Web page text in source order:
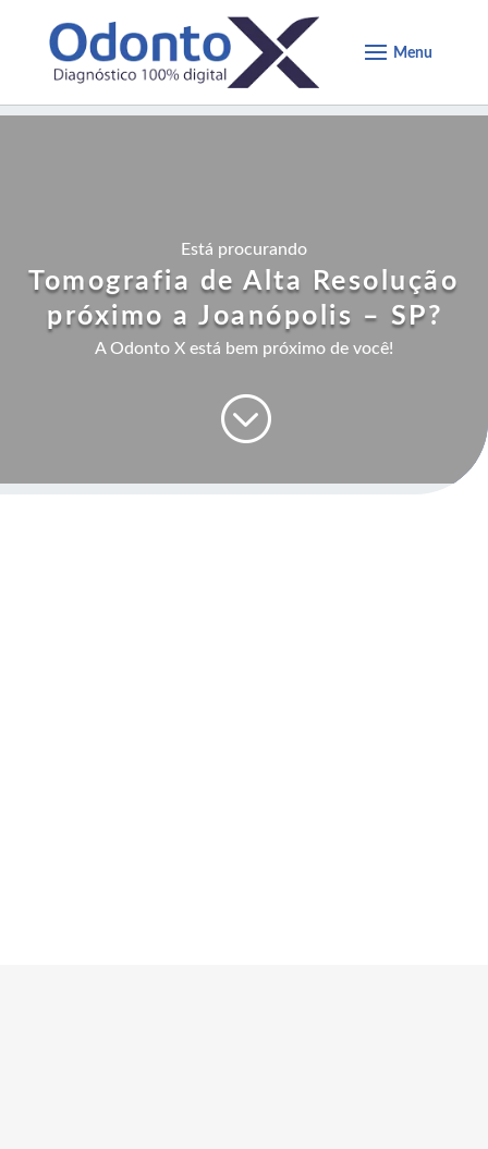
Está procurando
Tomografia de Alta Resolução
próximo a Joanópolis – SP?
A Odonto X está bem próximo de você!
;